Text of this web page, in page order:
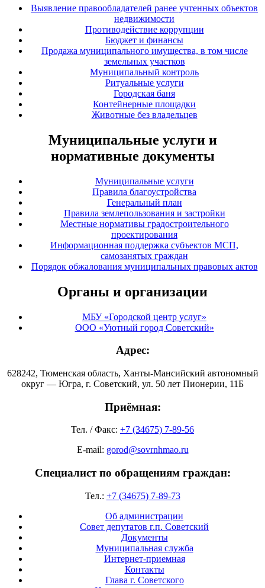
Выявление правообладателей ранее учтенных объектов
недвижимости
Противодействие коррупции
Бюджет и финансы
Продажа муниципального имущества, в том числе
земельных участков
Муниципальный контроль
Ритуальные услуги
Городская баня
Контейнерные площадки
Животные без владельцев
Муниципальные услуги и
нормативные документы
Муниципальные услуги
Правила благоустройства
Генеральный план
Правила землепользования и застройки
Местные нормативы градостроительного
проектирования
Информационная поддержка субъектов МСП,
самозанятых граждан
Порядок обжалования муниципальных правовых актов
Органы и организации
МБУ «Городской центр услуг»
ООО «Уютный город Советский»
Адрес:
628242, Тюменская область, Ханты-Мансийский автономный
округ — Югра, г. Советский, ул. 50 лет Пионерии, 11Б
Приёмная:
Тел. / Факс: +7 (34675) 7-89-56
E-mail: gorod@sovrnhmao.ru
Специалист по обращениям граждан:
Тел.: +7 (34675) 7-89-73
Об администрации
Совет депутатов г.п. Советский
Документы
Муниципальная служба
Интернет-приемная
Контакты
Глава г. Советского